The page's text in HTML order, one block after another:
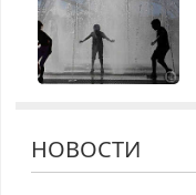
НОВОСТИ